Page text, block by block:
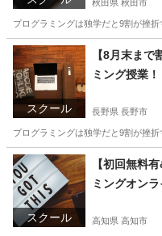
秋田県 秋田市
プログラミングは独学だと9割が挫
秋田 秋田市 プログラミング
スクール
【8月末ま
ミング授業！
長野県 長野市
プログラミングは独学だと9割が挫
長野 長野市 プログラミング
スクール
【初回無料
ミングオンラ
高知県 高知市